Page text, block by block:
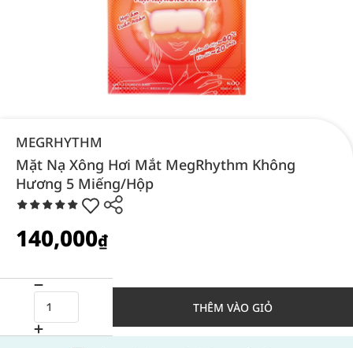
MEGRHYTHM
Mặt Nạ Xông Hơi Mắt MegRhythm Không
Hương 5 Miếng/Hộp
140,000₫
THÊM VÀO GIỎ